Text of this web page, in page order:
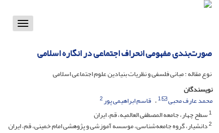
Toggle
صورت‌بندی مفهومی انحراف ‌اجتماعی در انگاره اسلامی
نوع مقاله : مبانی فلسفی و نظریات بنیادین علوم اجتماعی اسلامی
نویسندگان
محمد عارف محبی
1 قاسم ابراهیمی پور2
1سطح چهار، جامعه المصطفی العالمیه، قم، ایران
2دانشیار، گروه جامعه‌شناسی، موسسه آموزشی و پژوهشی امام خمینی، قم، ایران